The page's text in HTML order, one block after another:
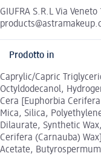
GIUFRA S.R.L Via
Prodotto in
Caprylic/Capric
Octyldodecanol,
Cera [Euphorbia
Mica, Silica,
Dilaurate, Synthetic
Cerifera (Carnauba)
Acetate,